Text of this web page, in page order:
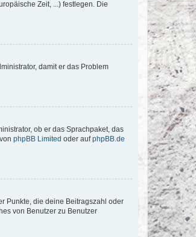
Zeit, ...) festlegen. Die
damit er das Problem
ob er das Sprachpaket, das
phpBB Limited oder aufphpBB.de
Punkte, die deine Beitragszahl oder
von Benutzer zu Benutzer